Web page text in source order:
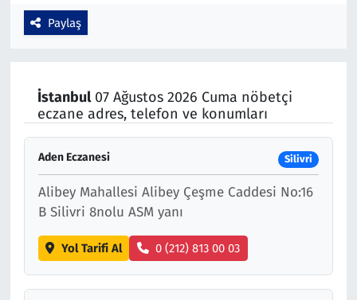
Paylaş
İstanbul07 Ağustos 2026 Cuma nöbetçi
eczane adres, telefon ve konumları
Aden Eczanesi Silivri
Alibey Mahallesi Alibey Çeşme Caddesi No:16
B Silivri 8nolu ASM yanı
Yol Tarifi Al 0 (212) 813 00 03
Yaşam
Bilim ve Teknoloji
Çevre & Doğa
Eğitim
Turizm
Yerel
Haber Arşivi